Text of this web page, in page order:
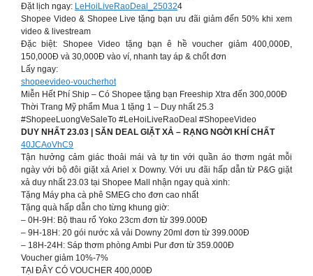
Đặt lịch ngay: LeHoiLiveRaoDeal_250324
Shopee Video & Shopee Live tặng bạn ưu đãi giảm đến 50% khi xem
video & livestream
Đặc biệt: Shopee Video tặng bạn ê hề voucher giảm 400,000Đ,
150,000Đ và 30,000Đ vào ví, nhanh tay áp & chốt đơn
Lấy ngay:
shopeevideo-voucherhot
Miễn Hết Phí Ship – Có Shopee tặng bạn Freeship Xtra đến 300,000Đ
Thời Trang Mỹ phẩm Mua 1 tặng 1 – Duy nhất 25.3
#ShopeeLuongVeSaleTo #LeHoiLiveRaoDeal #ShopeeVideo
DUY NHẤT 23.03 | SĂN DEAL GIẶT XẢ – RẠNG NGỜI KHÍ CHẤT
40JCAoVhC9
Tận hưởng cảm giác thoải mái và tự tin với quần áo thơm ngát mỗi
ngày với bộ đôi giặt xả Ariel x Downy. Với ưu đãi hấp dẫn từ P&G giặt
xả duy nhất 23.03 tại Shopee Mall nhận ngay quà xinh:
Tặng Máy pha cà phê SMEG cho đơn cao nhất
Tặng quà hấp dẫn cho từng khung giờ:
– 0H-9H: Bộ thau rổ Yoko 23cm đơn từ 399.000Đ
– 9H-18H: 20 gói nước xả vải Downy 20ml đơn từ 399.000Đ
– 18H-24H: Sáp thơm phòng Ambi Pur đơn từ 359.000Đ
Voucher giảm 10%-7%
TẠI ĐÂY CÓ VOUCHER 400,000Đ